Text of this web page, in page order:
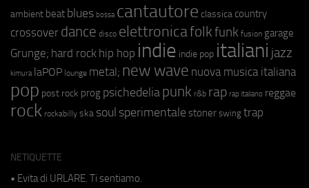
ambient beat blues bossa cantautore classica country
crossover dance disco elettronicafolkfunk fusion garage
Grunge; hard rock hip hop indie indie pop italiani jazz
kimura laPOP lounge metal; new wave nuova musica italiana
pop post rock prog psichedeliapunk r&b rap rap italiano reggae
rock rockabilly ska soul sperimentale stoner swing trap
NETIQUETTE
• Evita di URLARE. Ti sentiamo.